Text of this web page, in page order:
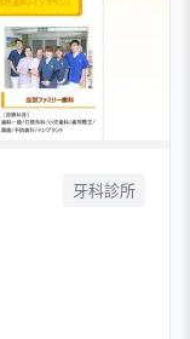
牙科診所